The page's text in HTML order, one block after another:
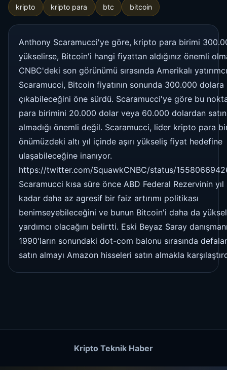
kripto kripto para btc bitcoin
Anthony Scaramucci'ye göre, kripto para birimi
yükselirse, Bitcoin'i hangi fiyattan aldığınız önemli
CNBC'deki son görünümü sırasında Amerikalı
Scaramucci, Bitcoin fiyatının sonunda 300.000 dolara
çıkabileceğini öne sürdü. Scaramucci'ye göre bu
para birimini 20.000 dolar veya 60.000 dolardan satın
almadığı önemli değil. Scaramucci, lider kripto para
önümüzdeki altı yıl içinde aşırı yükseliş fiyat hedefine
ulaşabileceğine inanıyor.
https://twitter.com/SquawkCNBC/status/
Scaramucci kısa süre önce ABD Federal Rezervinin yıl
kadar daha az agresif bir faiz artırımı politikası
benimseyebileceğini ve bunun Bitcoin'i daha da
yardımcı olacağını belirtti. Eski Beyaz Saray
1990'ların sonundaki dot-com balonu sırasında
satın almayı Amazon hisseleri satın almakla
Kripto Teknik Haber